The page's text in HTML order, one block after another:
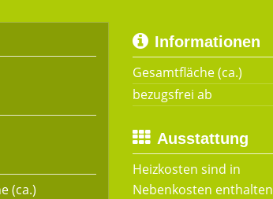
(ca.)
Informationen
Gesamtfläche (ca.)
bezugsfrei ab
Ausstattung
Heizkosten sind in
Nebenkosten enthalten